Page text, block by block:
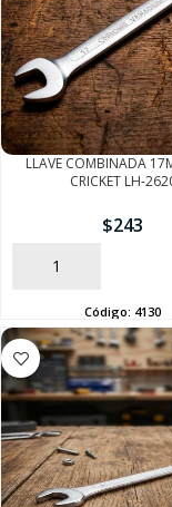
LLAVE COMBINADA
CRICKET LH-
$243
AÑADIR
Código: 4130